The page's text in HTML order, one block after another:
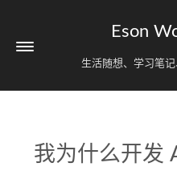
Eson
生活随想、学习笔
我为什么开发